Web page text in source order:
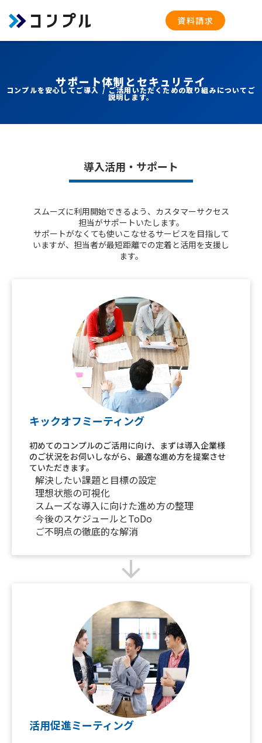
サポート体制とセキュリテイ
コンプルを安心してご導入 / ご活用いただくための取り組みについてご
説明します。
導入活用・サポート
スムーズに利用開始できるよう、カスタマーサクセス
担当がサポートいたします。
サポートがなくても使いこなせるサービスを目指して
いますが、担当者が最短距離での定着と活用を支援し
ます。
キックオフミーティング
初めてのコンプルのご活用に向け、まずは導入企業様
のご状況をお伺いしながら、最適な進め方を提案させ
ていただきます。
解決したい課題と目標の設定
理想状態の可視化
スムーズな導入に向けた進め方の整理
今後のスケジュールとToDo
ご不明点の徹底的な解消
arrow_downward
活用促進ミーティング
資料請求